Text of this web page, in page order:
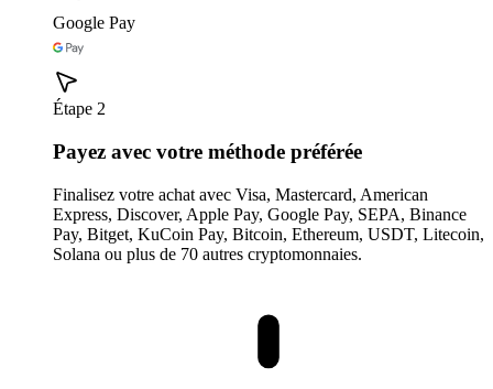
Google Pay
Étape 2
Payez avec votre méthode préférée
Finalisez votre achat avec Visa, Mastercard, American
Express, Discover, Apple Pay, Google Pay, SEPA, Binance
Pay, Bitget, KuCoin Pay, Bitcoin, Ethereum, USDT, Litecoin,
Solana ou plus de 70 autres cryptomonnaies.